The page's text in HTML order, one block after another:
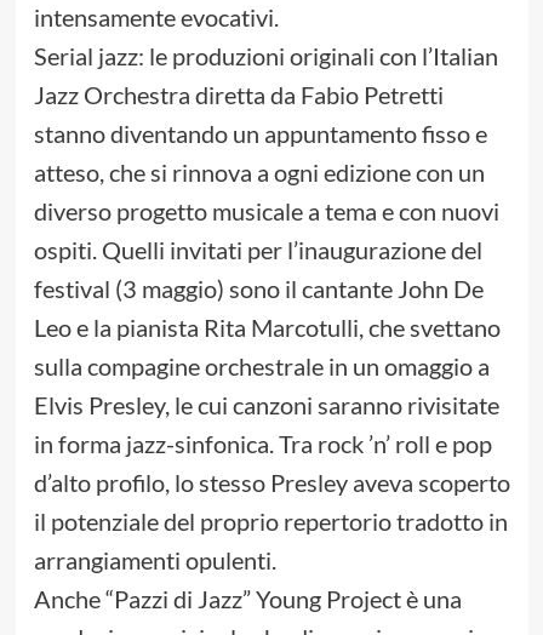
intensamente evocativi.
Serial jazz: le produzioni originali con l’Italian
Jazz Orchestra diretta da Fabio Petretti
stanno diventando un appuntamento fisso e
atteso, che si rinnova a ogni edizione con un
diverso progetto musicale a tema e con nuovi
ospiti. Quelli invitati per l’inaugurazione del
festival (3 maggio) sono il cantante John De
Leo e la pianista Rita Marcotulli, che svettano
sulla compagine orchestrale in un omaggio a
Elvis Presley, le cui canzoni saranno rivisitate
in forma jazz-sinfonica. Tra rock ’n’ roll e pop
d’alto profilo, lo stesso Presley aveva scoperto
il potenziale del proprio repertorio tradotto in
arrangiamenti opulenti.
Anche “Pazzi di Jazz” Young Project è una